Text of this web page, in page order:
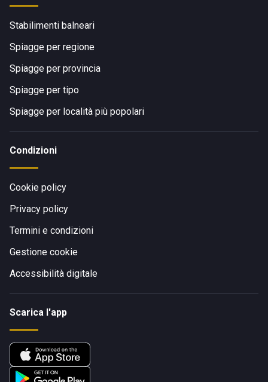
Stabilimenti balneari
Spiagge per regione
Spiagge per provincia
Spiagge per tipo
Spiagge per località più popolari
Condizioni
Cookie policy
Privacy policy
Termini e condizioni
Gestione cookie
Accessibilità digitale
Scarica l'app